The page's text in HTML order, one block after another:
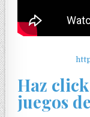
Haz
juegos